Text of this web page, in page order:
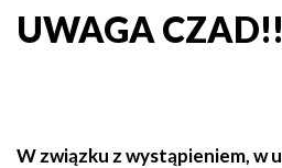
UWAGA
W związku z wystąpieniem, w